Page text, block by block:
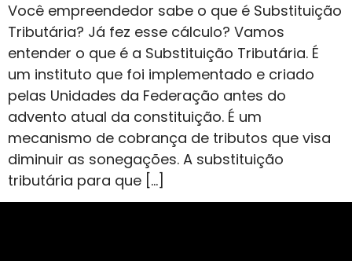
Você empreendedor sabe o que é Substituição
Tributária? Já fez esse cálculo? Vamos
entender o que é a Substituição Tributária. É
um instituto que foi implementado e criado
pelas Unidades da Federação antes do
advento atual da constituição. É um
mecanismo de cobrança de tributos que visa
diminuir as sonegações. A substituição
tributária para que […]